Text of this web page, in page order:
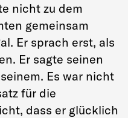
nicht zu dem
gemeinsam
Er sprach erst, als
Er sagte seinen
Es war nicht
für die
dass er glücklich